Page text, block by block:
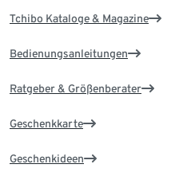
Tchibo Kataloge & Magazine
Bedienungsanleitungen
Ratgeber & Größenberater
Geschenkkarte
Geschenkideen